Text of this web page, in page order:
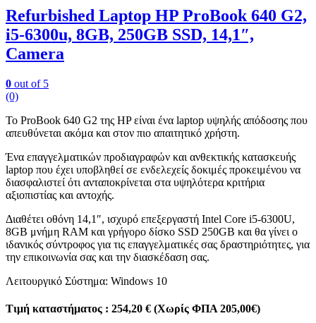
Refurbished Laptop HP ProBook 640 G2,
i5-6300u, 8GB, 250GB SSD, 14,1″,
Camera
0 out of 5
(0)
Το ProBook 640 G2 της HP είναι ένα laptop υψηλής απόδοσης που
απευθύνεται ακόμα και στον πιο απαιτητικό χρήστη.
Ένα επαγγελματικών προδιαγραφών και ανθεκτικής κατασκευής
laptop που έχει υποβληθεί σε ενδελεχείς δοκιμές προκειμένου να
διασφαλιστεί ότι ανταποκρίνεται στα υψηλότερα κριτήρια
αξιοπιστίας και αντοχής.
Διαθέτει οθόνη 14,1″, ισχυρό επεξεργαστή Intel Core i5-6300U,
8GB μνήμη RAM και γρήγορο δίσκο SSD 250GB και θα γίνει ο
ιδανικός σύντροφος για τις επαγγελματικές σας δραστηριότητες, για
την επικοινωνία σας και την διασκέδαση σας.
Λειτουργικό Σύστημα: Windows 10
Τιμή καταστήματος : 254,20 € (Χωρίς ΦΠΑ 205,00€)